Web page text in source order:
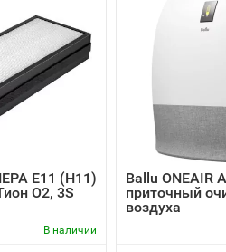
E11 (Н11)
О2, 3S
В наличии
Ballu ONEAIR
приточный
воздуха